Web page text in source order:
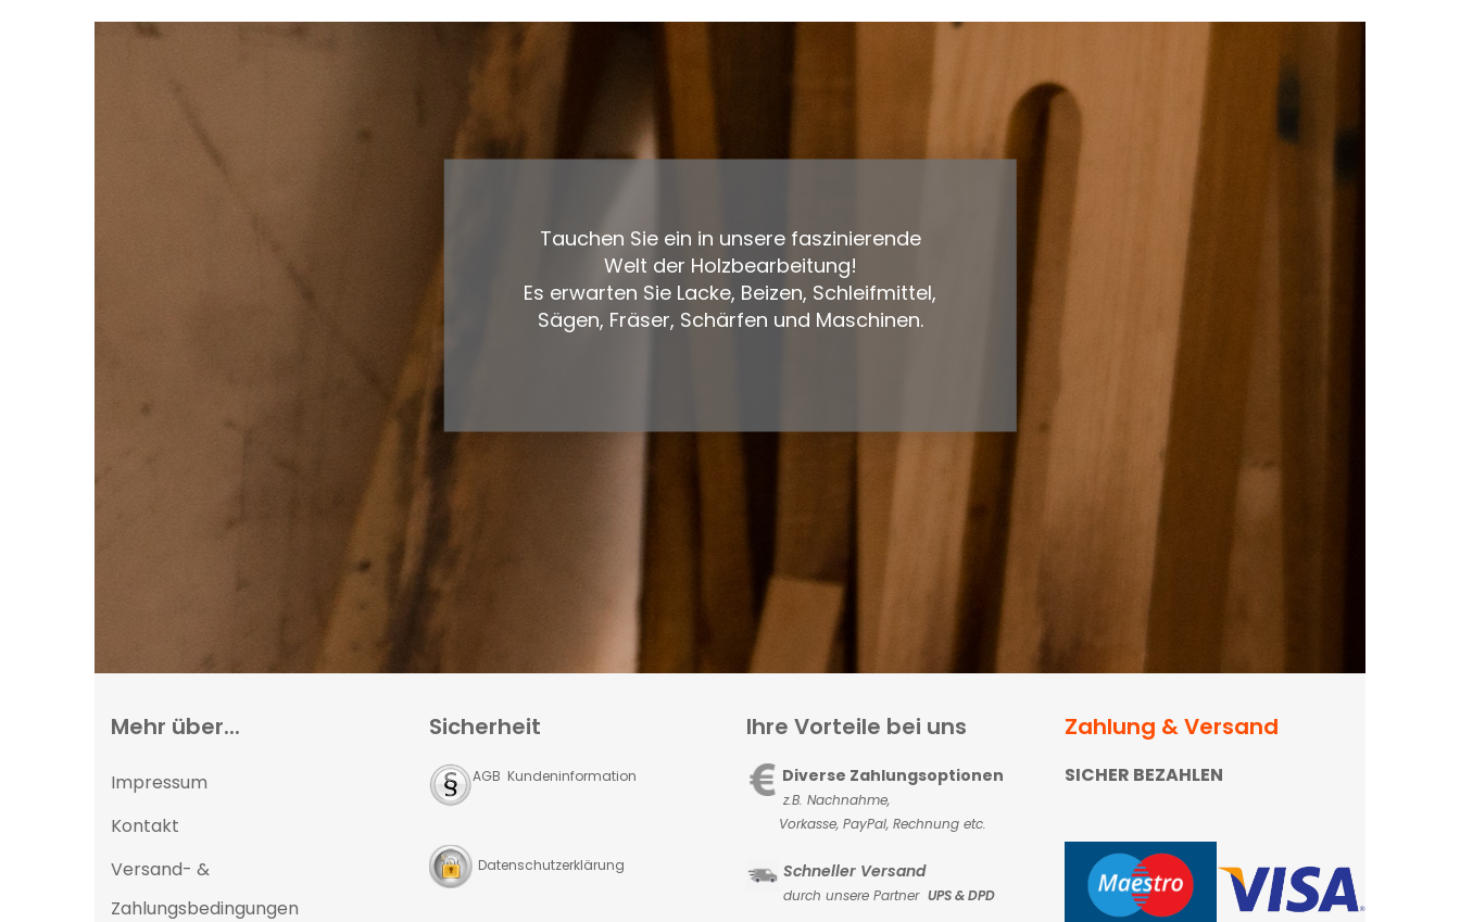
Tauchen Sie ein in unsere faszinierende
Welt der Holzbearbeitung!
Es erwarten Sie Lacke, Beizen, Schleifmittel,
Sägen, Fräser, Schärfen und Maschinen.
Mehr über...
Impressum
Kontakt
Versand- &
Zahlungsbedingungen
Sicherheit
AGB Kundeninformation
Datenschutzerklärung
Ihre Vorteile bei uns
Diverse Zahlungsoptionen
z.B. Nachnahme,
Vorkasse, PayPal, Rechnung etc.
Schneller Versand
durch unsere Partner UPS & DPD
Zahlung & Versand
SICHER BEZAHLEN